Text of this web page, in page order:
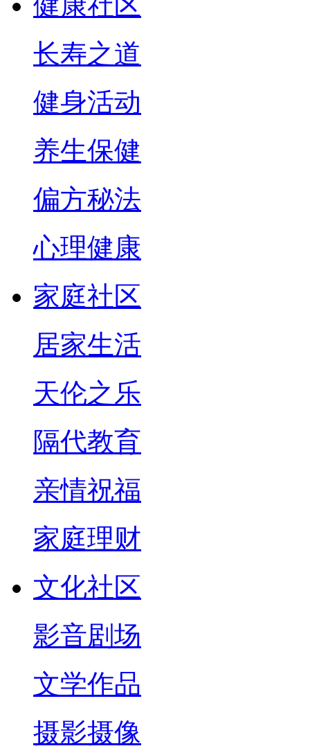
长寿之道
健身活动
养生保健
偏方秘法
心理健康
家庭社区
居家生活
天伦之乐
隔代教育
亲情祝福
家庭理财
文化社区
影音剧场
文学作品
摄影摄像